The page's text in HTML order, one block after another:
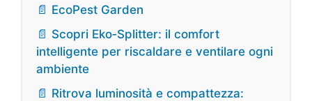
📄 EcoPest Garden
📄 Scopri Eko‑Splitter: il comfort
intelligente per riscaldare e ventilare ogni
ambiente
📄 Ritrova luminosità e compattezza: